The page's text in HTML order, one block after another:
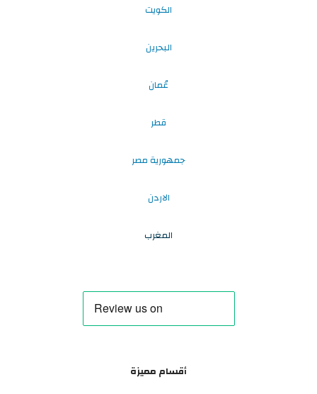
الكويت
البحرين
عُمان
قطر
جمهورية مصر
الاردن
المغرب
أقسام مميزة